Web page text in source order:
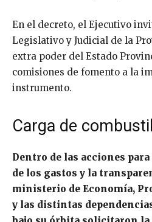
En el decreto, el Ejecutivo
Legislativo y Judicial de la
extra poder del Estado
comisiones de fomento a la
instrumento.
Carga de
Dentro de las acciones
de los gastos y la
ministerio de Economía,
y las distintas